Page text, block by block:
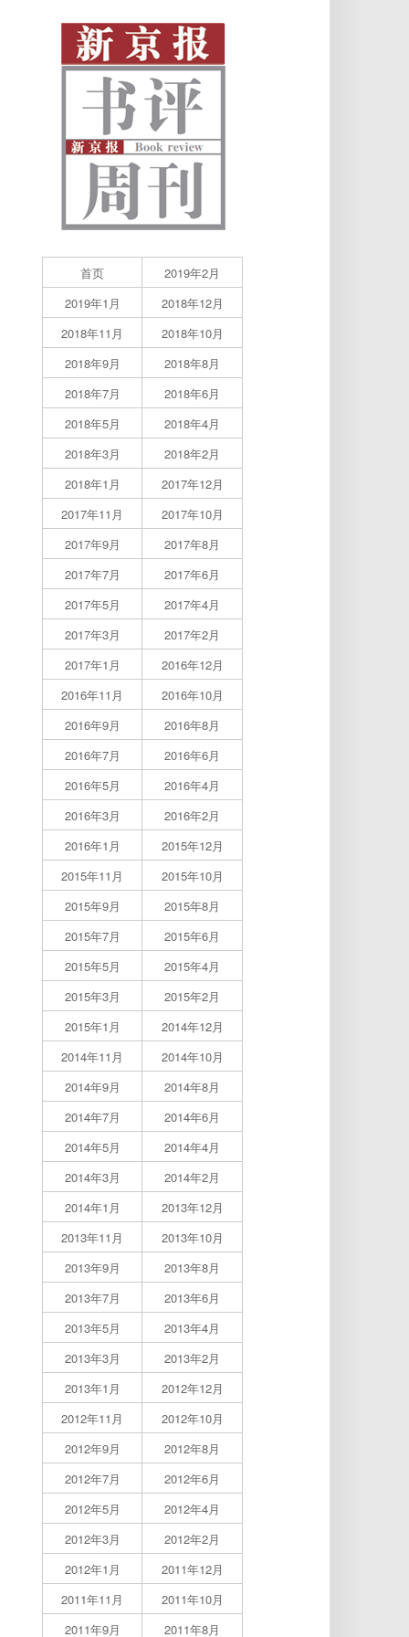
首页
2019年2月
2019年1月
2018年12月
2018年11月
2018年10月
2018年9月
2018年8月
2018年7月
2018年6月
2018年5月
2018年4月
2018年3月
2018年2月
2018年1月
2017年12月
2017年11月
2017年10月
2017年9月
2017年8月
2017年7月
2017年6月
2017年5月
2017年4月
2017年3月
2017年2月
2017年1月
2016年12月
2016年11月
2016年10月
2016年9月
2016年8月
2016年7月
2016年6月
2016年5月
2016年4月
2016年3月
2016年2月
2016年1月
2015年12月
2015年11月
2015年10月
2015年9月
2015年8月
2015年7月
2015年6月
2015年5月
2015年4月
2015年3月
2015年2月
2015年1月
2014年12月
2014年11月
2014年10月
2014年9月
2014年8月
2014年7月
2014年6月
2014年5月
2014年4月
2014年3月
2014年2月
2014年1月
2013年12月
2013年11月
2013年10月
2013年9月
2013年8月
2013年7月
2013年6月
2013年5月
2013年4月
2013年3月
2013年2月
2013年1月
2012年12月
2012年11月
2012年10月
2012年9月
2012年8月
2012年7月
2012年6月
2012年5月
2012年4月
2012年3月
2012年2月
2012年1月
2011年12月
2011年11月
2011年10月
2011年9月
2011年8月